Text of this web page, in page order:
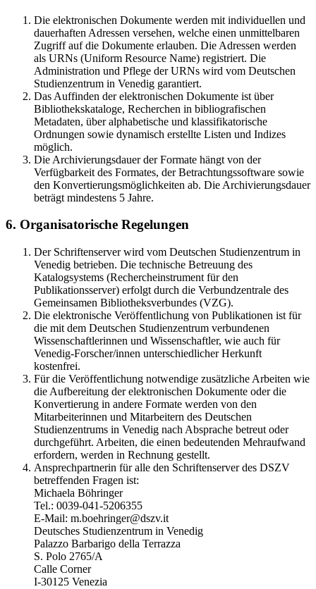
Die elektronischen Dokumente werden mit individuellen und
dauerhaften Adressen versehen, welche einen unmittelbaren
Zugriff auf die Dokumente erlauben. Die Adressen werden
als URNs (Uniform Resource Name) registriert. Die
Administration und Pflege der URNs wird vom Deutschen
Studienzentrum in Venedig garantiert.
Das Auffinden der elektronischen Dokumente ist über
Bibliothekskataloge, Recherchen in bibliografischen
Metadaten, über alphabetische und klassifikatorische
Ordnungen sowie dynamisch erstellte Listen und Indizes
möglich.
Die Archivierungsdauer der Formate hängt von der
Verfügbarkeit des Formates, der Betrachtungssoftware sowie
den Konvertierungsmöglichkeiten ab. Die Archivierungsdauer
beträgt mindestens 5 Jahre.
6. Organisatorische Regelungen
Der Schriftenserver wird vom Deutschen Studienzentrum in
Venedig betrieben. Die technische Betreuung des
Katalogsystems (Rechercheinstrument für den
Publikationsserver) erfolgt durch die Verbundzentrale des
Gemeinsamen Bibliotheksverbundes (VZG).
Die elektronische Veröffentlichung von Publikationen ist für
die mit dem Deutschen Studienzentrum verbundenen
Wissenschaftlerinnen und Wissenschaftler, wie auch für
Venedig-Forscher/innen unterschiedlicher Herkunft
kostenfrei.
Für die Veröffentlichung notwendige zusätzliche Arbeiten wie
die Aufbereitung der elektronischen Dokumente oder die
Konvertierung in andere Formate werden von den
Mitarbeiterinnen und Mitarbeitern des Deutschen
Studienzentrums in Venedig nach Absprache betreut oder
durchgeführt. Arbeiten, die einen bedeutenden Mehraufwand
erfordern, werden in Rechnung gestellt.
Ansprechpartnerin für alle den Schriftenserver des DSZV
betreffenden Fragen ist:
Michaela Böhringer
Tel.: 0039-041-5206355
E-Mail: m.boehringer@dszv.it
Deutsches Studienzentrum in Venedig
Palazzo Barbarigo della Terrazza
S. Polo 2765/A
Calle Corner
I-30125 Venezia